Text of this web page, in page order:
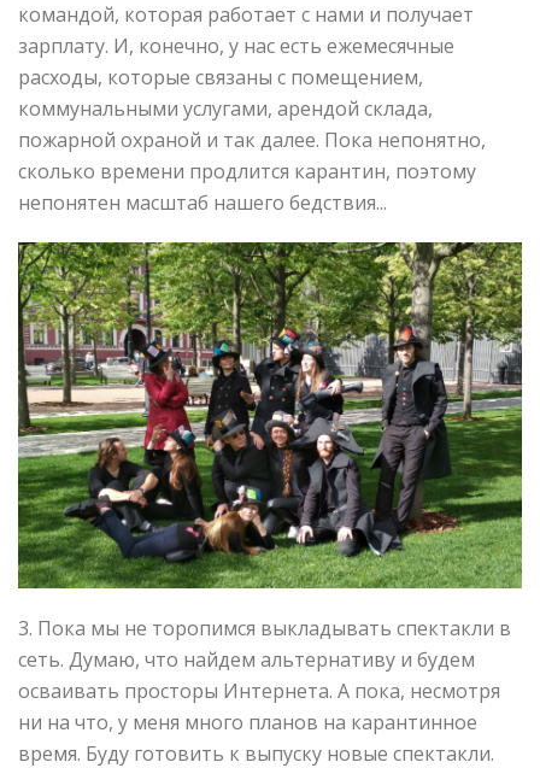
командой, которая работает с нами и получает
зарплату. И, конечно, у нас есть ежемесячные
расходы, которые связаны с помещением,
коммунальными услугами, арендой склада,
пожарной охраной и так далее. Пока непонятно,
сколько времени продлится карантин, поэтому
непонятен масштаб нашего бедствия...
3. Пока мы не торопимся выкладывать спектакли в
сеть. Думаю, что найдем альтернативу и будем
осваивать просторы Интернета. А пока, несмотря
ни на что, у меня много планов на карантинное
время. Буду готовить к выпуску новые спектакли.